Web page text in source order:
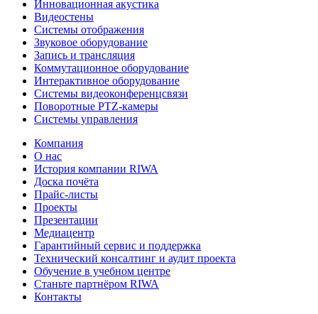
Инновационная акустика
Видеостены
Системы отображения
Звуковое оборудование
Запись и трансляция
Коммутационное оборудование
Интерактивное оборудование
Системы видеоконференцсвязи
Поворотные PTZ-камеры
Системы управления
Компания
О нас
История компании RIWA
Доска почёта
Прайс-листы
Проекты
Презентации
Медиацентр
Гарантийный сервис и поддержка
Технический консалтинг и аудит проекта
Обучение в учебном центре
Станьте партнёром RIWA
Контакты